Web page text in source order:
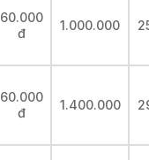
60.000
đ
1.000.000
60.000
đ
1.400.000